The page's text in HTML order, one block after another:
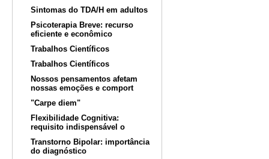
Sintomas do TDA/H em adultos
Psicoterapia Breve: recurso
eficiente e econômico
Trabalhos Científicos
Trabalhos Científicos
Nossos pensamentos afetam
nossas emoções e comport
"Carpe diem"
Flexibilidade Cognitiva:
requisito indispensável o
Transtorno Bipolar: importância
do diagnóstico